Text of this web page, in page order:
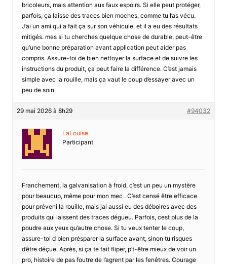
bricoleurs, mais attention aux faux espoirs. Si elle peut protéger,
parfois, ça laisse des traces bien moches, comme tu l’as vécu.
J’ai un ami qui a fait ça sur son véhicule, et il a eu des résultats
mitigés. mes si tu cherches quelque chose de durable, peut-être
qu’une bonne préparation avant application peut aider pas
compris. Assure-toi de bien nettoyer la surface et de suivre les
instructions du produit, ça peut faire la différence. C’est jamais
simple avec la rouille, mais ça vaut le coup d’essayer avec un
peu de soin.
29 mai 2026 à 8h29 #94032
LaLouise
Participant
Franchement, la galvanisation à froid, c’est un peu un mystère
pour beaucup, même pour mon mec . C’est censé être efficace
pour préveni la rouille, mais jai aussi eu des déboires avec des
produits qui laissent des traces dégueu. Parfois, cest plus de la
poudre aux yeux qu’autre chose. Si tu veux tenter le coup,
assure-toi d bien présparer la surface avant, sinon tu risques
d’être déçue. Après, si ça te fait fliper, p’t-être mieux de voir un
pro, histoire de pas foutre de l’agrent par les fenêtres. Courage